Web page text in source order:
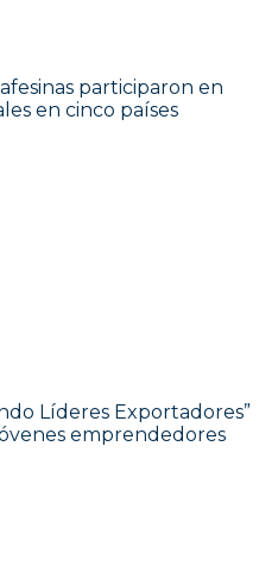
participaron en
en cinco países
Líderes Exportadores”
emprendedores